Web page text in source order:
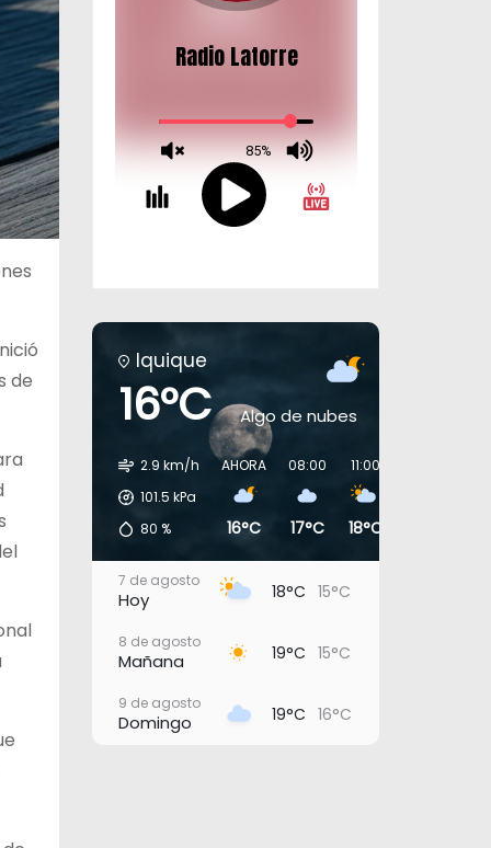
de
Iquique
16°C Algo de nubes
2.9 km/h
101.5 kPa
80 %
AHORA
16°C
08:00
17°C
11:00
18°C
7 de agosto
Hoy 18°C 15°C
8 de agosto
Mañana 19°C 15°C
9 de agosto
Domingo 19°C 16°C